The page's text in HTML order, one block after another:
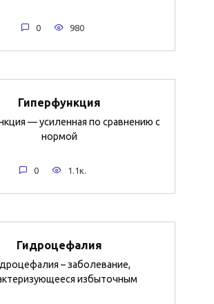
0 980
Гиперфункция
— усиленная по сравнению с
нормой
0 1.1к.
Гидроцефалия
– заболевание,
избыточным